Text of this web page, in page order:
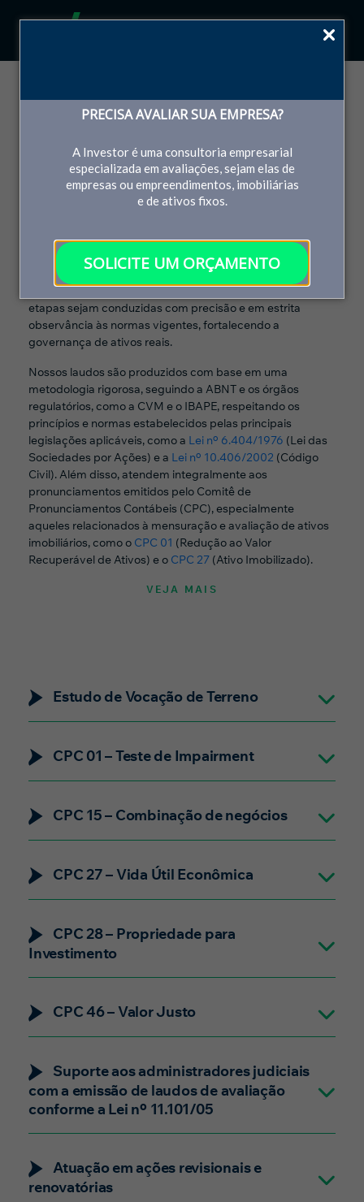
PRECISA AVALIAR SUA EMPRESA?
A Investor é uma consultoria empresarial
especializada em avaliações, sejam elas de
empresas ou empreendimentos, imobiliárias
e de ativos fixos.
SOLICITE UM ORÇAMENTO
Imobiliária
Elaboração de laudos conforme a legislação, normas e
pronunciamentos contábeis, detalhadamente, para os
mais variados tipos de imóveis urbanos, rurais e
empreendimentos comerciais, garantindo que todas as
etapas sejam conduzidas com precisão e em estrita
observância às normas vigentes, fortalecendo a
governança de ativos reais.
Nossos laudos são produzidos com base em uma
metodologia rigorosa, seguindo a ABNT e os órgãos
regulatórios, como a CVM e o IBAPE, respeitando os
princípios e normas estabelecidos pelas principais
legislações aplicáveis, como a Lei nº 6.404/1976 (Lei das
Sociedades por Ações) e a Lei nº 10.406/2002 (Código
Civil). Além disso, atendem integralmente aos
pronunciamentos emitidos pelo Comitê de
Pronunciamentos Contábeis (CPC), especialmente
aqueles relacionados à mensuração e avaliação de ativos
imobiliários, como o CPC 01 (Redução ao Valor
Recuperável de Ativos) e o CPC 27 (Ativo Imobilizado).
Estudo de Vocação de Terreno
CPC 01 – Teste de Impairment
CPC 15 – Combinação de negócios
CPC 27 – Vida Útil Econômica
CPC 28 – Propriedade para
Investimento
CPC 46 – Valor Justo
Suporte aos administradores judiciais
com a emissão de laudos de avaliação
conforme a Lei nº 11.101/05
Atuação em ações revisionais e
renovatórias